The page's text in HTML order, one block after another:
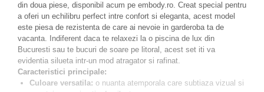
din doua piese, disponibil acum pe embody.ro. Creat special pentru
a oferi un echilibru perfect intre confort si eleganta, acest model
este piesa de rezistenta de care ai nevoie in garderoba ta de
vacanta. Indiferent daca te relaxezi la o piscina de lux din
Bucuresti sau te bucuri de soare pe litoral, acest set iti va
evidentia silueta intr-un mod atragator si rafinat.
Caracteristici principale:
Culoare versatila: o nuanta atemporala care subtiaza vizual si